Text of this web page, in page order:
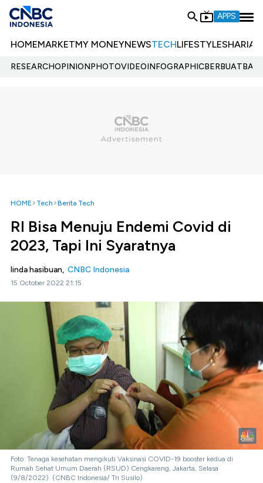
APPS
HOMEMARKETMY MONEYNEWSTECHLIFESTYLESHARIA
RESEARCHOPINIONPHOTOVIDEOINFOGRAPHIC
HOME Tech Berita Tech
RI Bisa Menuju Endemi Covid di
2023, Tapi Ini Syaratnya
linda hasibuan, CNBC Indonesia
15 October 2022 21:15
Foto: Tenaga kesehatan mengikuti Vaksinasi COVID-19 booster kedua di
Rumah Sehat Umum Daerah (RSUD) Cengkareng, Jakarta, Selasa
(9/8/2022). (CNBC Indonesia/ Tri Susilo)